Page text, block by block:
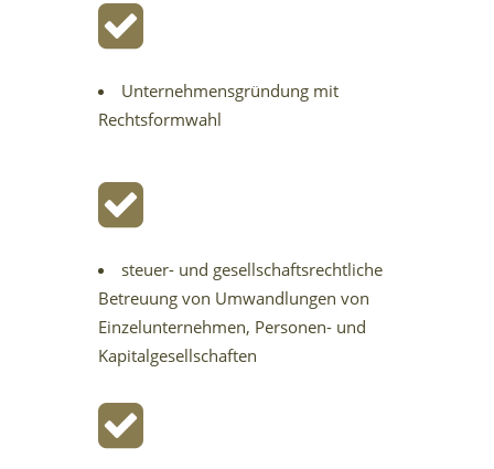
Unternehmensgründung mit
Rechtsformwahl
steuer- und gesellschaftsrechtliche
Betreuung von Umwandlungen von
Einzelunternehmen, Personen- und
Kapitalgesellschaften